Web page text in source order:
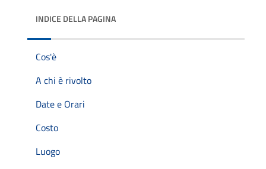
INDICE DELLA PAGINA
Cos'è
A chi è rivolto
Date e Orari
Costo
Luogo